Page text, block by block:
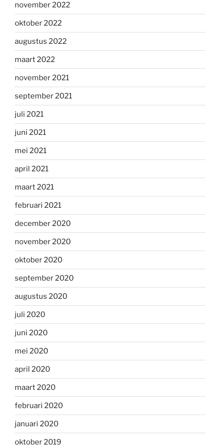
november 2022
oktober 2022
augustus 2022
maart 2022
november 2021
september 2021
juli 2021
juni 2021
mei 2021
april 2021
maart 2021
februari 2021
december 2020
november 2020
oktober 2020
september 2020
augustus 2020
juli 2020
juni 2020
mei 2020
april 2020
maart 2020
februari 2020
januari 2020
oktober 2019